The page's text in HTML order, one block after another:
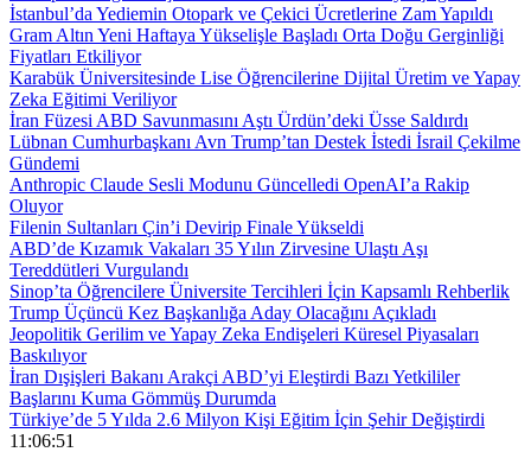
İstanbul’da Yediemin Otopark ve Çekici Ücretlerine Zam Yapıldı
Gram Altın Yeni Haftaya Yükselişle Başladı Orta Doğu Gerginliği
Fiyatları Etkiliyor
Karabük Üniversitesinde Lise Öğrencilerine Dijital Üretim ve Yapay
Zeka Eğitimi Veriliyor
İran Füzesi ABD Savunmasını Aştı Ürdün’deki Üsse Saldırdı
Lübnan Cumhurbaşkanı Avn Trump’tan Destek İstedi İsrail Çekilme
Gündemi
Anthropic Claude Sesli Modunu Güncelledi OpenAI’a Rakip
Oluyor
Filenin Sultanları Çin’i Devirip Finale Yükseldi
ABD’de Kızamık Vakaları 35 Yılın Zirvesine Ulaştı Aşı
Tereddütleri Vurgulandı
Sinop’ta Öğrencilere Üniversite Tercihleri İçin Kapsamlı Rehberlik
Trump Üçüncü Kez Başkanlığa Aday Olacağını Açıkladı
Jeopolitik Gerilim ve Yapay Zeka Endişeleri Küresel Piyasaları
Baskılıyor
İran Dışişleri Bakanı Arakçi ABD’yi Eleştirdi Bazı Yetkililer
Başlarını Kuma Gömmüş Durumda
Türkiye’de 5 Yılda 2.6 Milyon Kişi Eğitim İçin Şehir Değiştirdi
11:06:51